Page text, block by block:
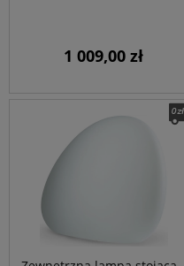
1 009,00 zł